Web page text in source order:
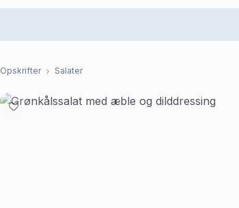
Opskrifter Salater